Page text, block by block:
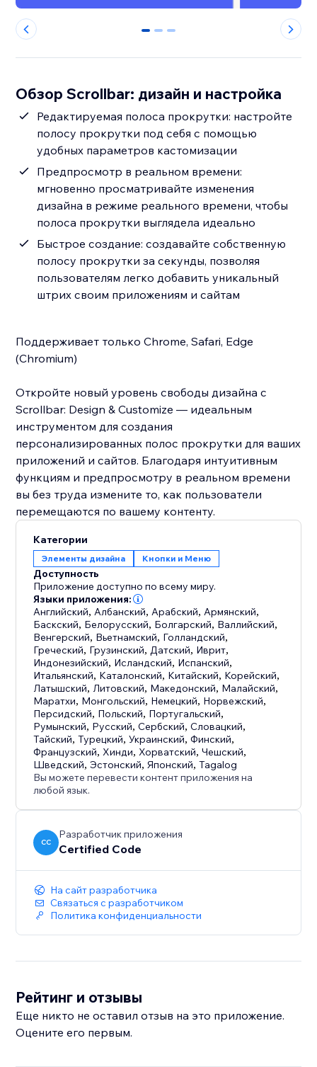
0 1 2
Обзор Scrollbar: дизайн и настройка
Редактируемая полоса прокрутки: настройте
полосу прокрутки под себя с помощью
удобных параметров кастомизации
Предпросмотр в реальном времени:
мгновенно просматривайте изменения
дизайна в режиме реального времени, чтобы
полоса прокрутки выглядела идеально
Быстрое создание: создавайте собственную
полосу прокрутки за секунды, позволяя
пользователям легко добавить уникальный
штрих своим приложениям и сайтам
Поддерживает только Chrome, Safari, Edge
(Chromium)
Откройте новый уровень свободы дизайна с
Scrollbar: Design & Customize — идеальным
инструментом для создания
персонализированных полос прокрутки для ваших
приложений и сайтов. Благодаря интуитивным
функциям и предпросмотру в реальном времени
вы без труда измените то, как пользователи
перемещаются по вашему контенту.
Категории
Элементы дизайна Кнопки и Меню
Доступность
Приложение доступно по всему миру.
Языки приложения:
Английский, Албанский, Арабский, Армянский,
Баскский, Белорусский, Болгарский, Валлийский,
Венгерский, Вьетнамский, Голландский,
Греческий, Грузинский, Датский, Иврит,
Индонезийский, Исландский, Испанский,
Итальянский, Каталонский, Китайский, Корейский,
Латышский, Литовский, Македонский, Малайский,
Маратхи, Монгольский, Немецкий, Норвежский,
Персидский, Польский, Португальский,
Румынский, Русский,Сербский,Словацкий,
Тайский,Турецкий,Украинский,Финский,
Французский, Хинди, Хорватский,Чешский,
Шведский,Эстонский,Японский,Tagalog
Вы можете перевести контент приложения на
любой язык.
CC
Разработчик приложения
Certified Code
На сайт разработчика
Связаться с разработчиком
Политика конфиденциальности
Рейтинг и отзывы
Еще никто не оставил отзыв на это приложение.
Оцените его первым.